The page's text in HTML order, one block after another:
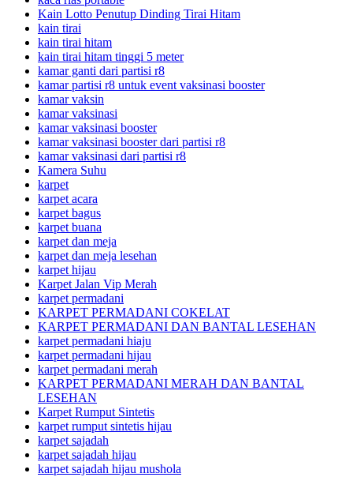
Kain Lotto Penutup Dinding Tirai Hitam
kain tirai
kain tirai hitam
kain tirai hitam tinggi 5 meter
kamar ganti dari partisi r8
kamar partisi r8 untuk event vaksinasi booster
kamar vaksin
kamar vaksinasi
kamar vaksinasi booster
kamar vaksinasi booster dari partisi r8
kamar vaksinasi dari partisi r8
Kamera Suhu
karpet
karpet acara
karpet bagus
karpet buana
karpet dan meja
karpet dan meja lesehan
karpet hijau
Karpet Jalan Vip Merah
karpet permadani
KARPET PERMADANI COKELAT
KARPET PERMADANI DAN BANTAL LESEHAN
karpet permadani hiaju
karpet permadani hijau
karpet permadani merah
KARPET PERMADANI MERAH DAN BANTAL
LESEHAN
Karpet Rumput Sintetis
karpet rumput sintetis hijau
karpet sajadah
karpet sajadah hijau
karpet sajadah hijau mushola